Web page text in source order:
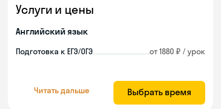
Услуги и цены
Английский язык
Подготовка к ЕГЭ/ОГЭ от 1880 ₽ / урок
Читать дальше Выбрать время